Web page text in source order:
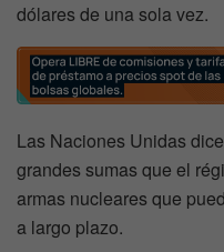
dólares de una sola vez.
Las Naciones Unidas
grandes sumas que el
armas nucleares que
a largo plazo.